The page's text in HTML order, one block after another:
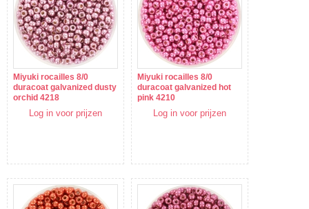
Miyuki rocailles 8/0
duracoat galvanized dusty
orchid 4218
Log in voor prijzen
Miyuki rocailles 8/0
duracoat galvanized hot
pink 4210
Log in voor prijzen